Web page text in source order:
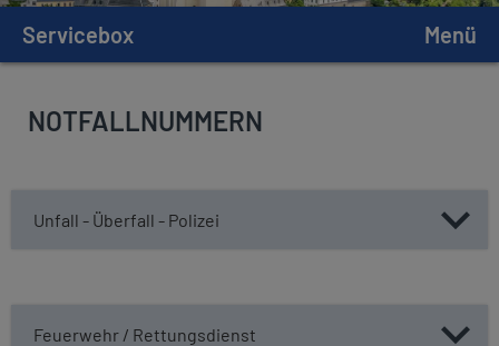
Servicebox Menü
NOTFALLNUMMERN
Unfall - Überfall - Polizei
Feuerwehr / Rettungsdienst